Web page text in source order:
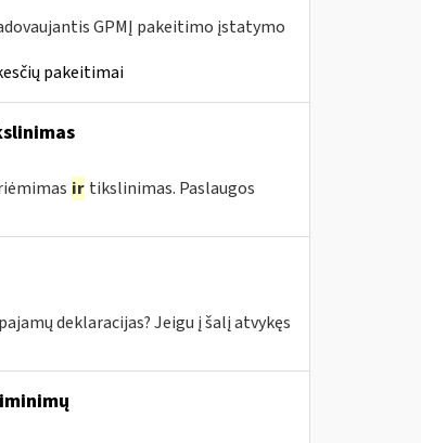
GPMĮ pakeitimo įstatymo
pakeitimai
ir tikslinimas. Paslaugos
deklaracijas? Jeigu į šalį atvykęs